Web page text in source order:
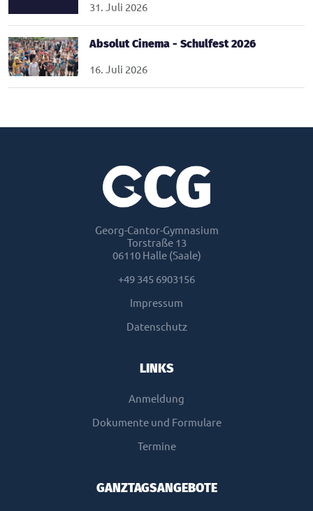
31. Juli 2026
Absolut Cinema - Schulfest 2026
16. Juli 2026
Georg-Cantor-Gymnasium
Torstraße 13
06110 Halle (Saale)
+49 345 6903156
Impressum
Datenschutz
LINKS
Anmeldung
Dokumente und Formulare
Termine
GANZTAGSANGEBOTE